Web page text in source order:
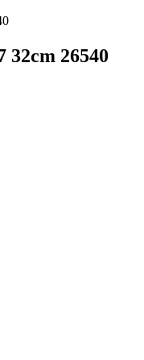
26540